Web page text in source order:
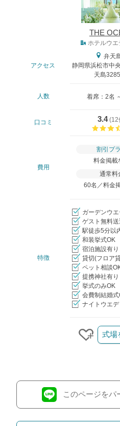
THE
ホテルウ
アクセス
弁天
静岡県浜松市中
天島
人数 着席：2名
口コミ 3.4(12
費用
割引プ
料金掲載
通常料
60名／料金
特徴
ガーデンウ
ゲスト無料送
駅徒歩5分以
和装挙式OK
宿泊施設有り
貸切(フロア
ペット相談
提携神社有り
挙式のみOK
会費制結婚式
ナイトウエ
クリッ
式場
このページをパ